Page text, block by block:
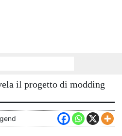
il progetto di modding